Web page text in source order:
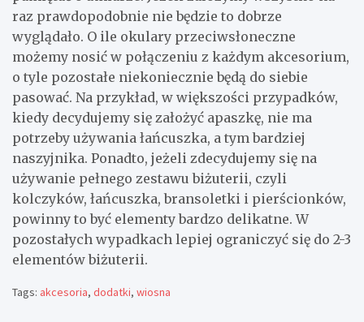
raz prawdopodobnie nie będzie to dobrze
wyglądało. O ile okulary przeciwsłoneczne
możemy nosić w połączeniu z każdym akcesorium,
o tyle pozostałe niekoniecznie będą do siebie
pasować. Na przykład, w większości przypadków,
kiedy decydujemy się założyć apaszkę, nie ma
potrzeby używania łańcuszka, a tym bardziej
naszyjnika. Ponadto, jeżeli zdecydujemy się na
używanie pełnego zestawu biżuterii, czyli
kolczyków, łańcuszka, bransoletki i pierścionków,
powinny to być elementy bardzo delikatne. W
pozostałych wypadkach lepiej ograniczyć się do 2-3
elementów biżuterii.
Tags: akcesoria, dodatki, wiosna